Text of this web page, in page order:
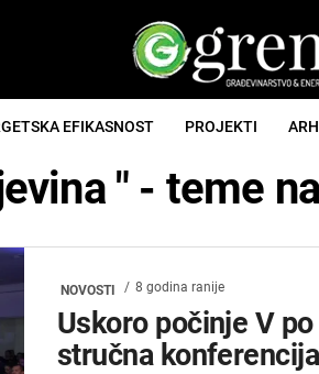
EFIKASNOST PROJEKTI
" - teme
NOVOSTI 8 godina ranije
Uskoro počinje V
stručna